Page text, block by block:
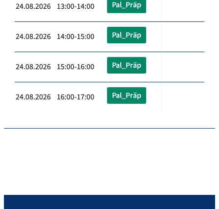
24.08.2026 13:00-14:00 Pal_Präp
24.08.2026 14:00-15:00 Pal_Präp
24.08.2026 15:00-16:00 Pal_Präp
24.08.2026 16:00-17:00 Pal_Präp